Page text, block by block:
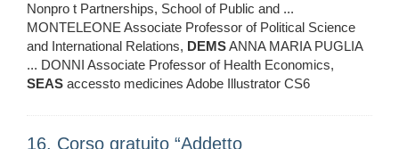
Nonpro t Partnerships, School of Public and ...
MONTELEONE Associate Professor of Political Science
and International Relations, DEMSANNA MARIA PUGLIA
... DONNI Associate Professor of Health Economics,
SEAS accessto medicines Adobe Illustrator CS6
16. Corso gratuito “Addetto